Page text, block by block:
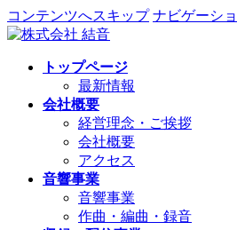
コンテンツへスキップ ナビゲーシ
トップページ
最新情報
会社概要
経営理念・ご挨拶
会社概要
アクセス
音響事業
音響事業
作曲・編曲・録音